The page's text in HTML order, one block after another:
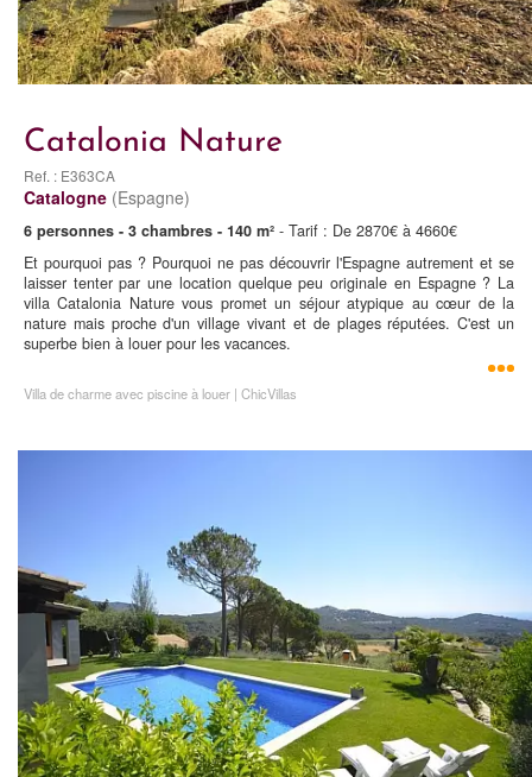
Catalonia Nature
Ref. : E363CA
Catalogne (Espagne)
6 personnes - 3 chambres - 140 m² - Tarif : De 2870€ à 4660€
Et pourquoi pas ? Pourquoi ne pas découvrir l'Espagne autrement et se
laisser tenter par une location quelque peu originale en Espagne ? La
villa Catalonia Nature vous promet un séjour atypique au cœur de la
nature mais proche d'un village vivant et de plages réputées. C'est un
superbe bien à louer pour les vacances.
Villa de charme avec piscine à louer | ChicVillas